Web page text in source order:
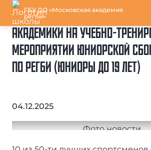
ГБУ ДО «Московская академия
регби»
АКАДЕМИКИ НА УЧЕБНО-
МЕРОПРИЯТИИ ЮНИОРСКОЙ
ПО РЕГБИ (ЮНИОРЫ ДО 19 ЛЕТ)
04.12.2025